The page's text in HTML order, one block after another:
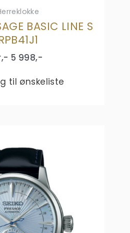
BASIC LINE S
5 998,-
til ønskeliste